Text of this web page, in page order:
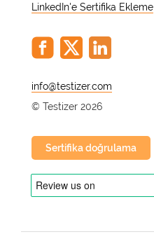
LinkedIn'e Sertifika Ekleme
@
© Testizer 2026
Sertifika doğrulama